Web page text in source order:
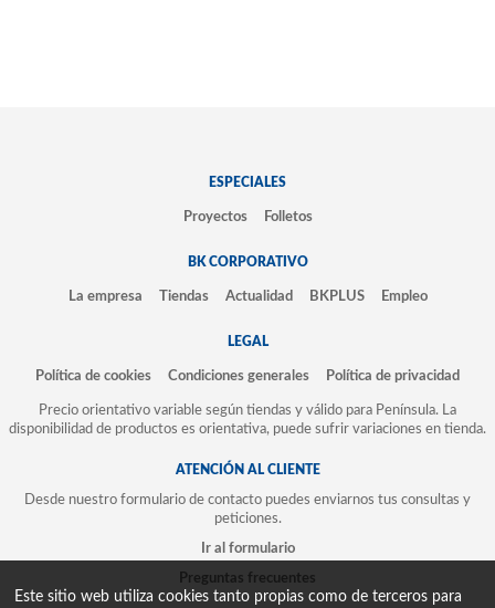
ESPECIALES
Proyectos Folletos
BK CORPORATIVO
La empresa Tiendas Actualidad BKPLUS Empleo
LEGAL
Política de cookies Condiciones generales Política de privacidad
Precio orientativo variable según tiendas y válido para Península. La
disponibilidad de productos es orientativa, puede sufrir variaciones en tienda.
ATENCIÓN AL CLIENTE
Desde nuestro formulario de contacto puedes enviarnos tus consultas y
peticiones.
Ir al formulario
Preguntas frecuentes
Este sitio web utiliza cookies tanto propias como de terceros para